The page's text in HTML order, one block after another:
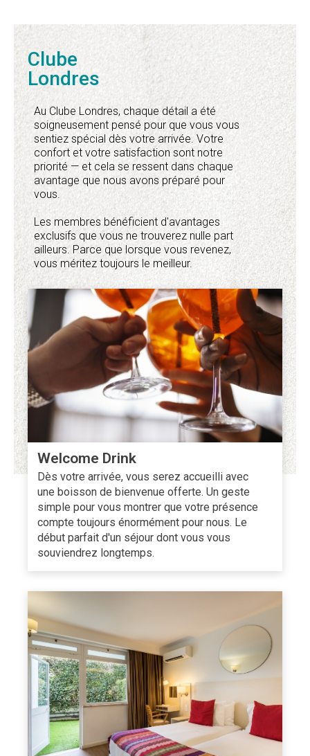
Clube
Londres
Au Clube Londres, chaque détail a été
soigneusement pensé pour que vous vous
sentiez spécial dès votre arrivée. Votre
confort et votre satisfaction sont notre
priorité — et cela se ressent dans chaque
avantage que nous avons préparé pour
vous.
Les membres bénéficient d'avantages
exclusifs que vous ne trouverez nulle part
ailleurs. Parce que lorsque vous revenez,
vous méritez toujours le meilleur.
Welcome Drink
Dès votre arrivée, vous serez accueilli avec
une boisson de bienvenue offerte. Un geste
simple pour vous montrer que votre présence
compte toujours énormément pour nous. Le
début parfait d'un séjour dont vous vous
souviendrez longtemps.